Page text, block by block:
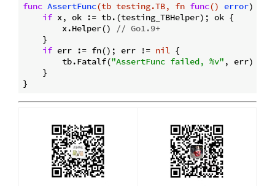
func AssertFunc(tb testing.TB, fn func() error)
if x, ok := tb.(testing_TBHelper); ok {
        x.Helper()
// Go1.9+
    }
if err := fn(); err != nil {
        tb.Fatalf(
"AssertFunc failed, %v" , err)
    }